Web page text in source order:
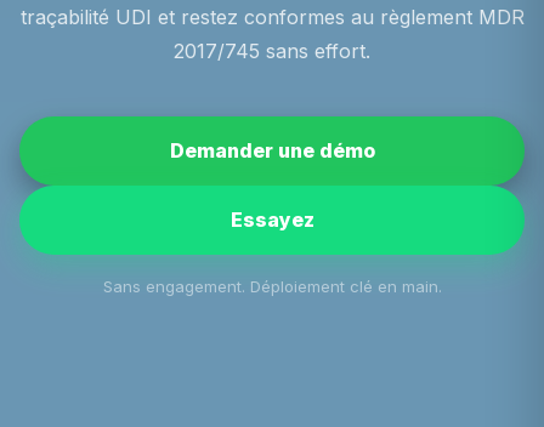
traçabilité UDI et restez conformes au règlement MDR
2017/745 sans effort.
Demander une démo
Essayez
Sans engagement. Déploiement clé en main.